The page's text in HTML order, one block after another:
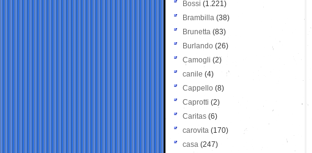
Bossi (1.221)
Brambilla (38)
Brunetta (83)
Burlando (26)
Camogli (2)
canile (4)
Cappello (8)
Caprotti (2)
Caritas (6)
carovita (170)
casa (247)